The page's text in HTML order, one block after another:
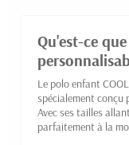
Qu'est-ce
Le polo enfant
spécialement conçu
Avec ses tailles
parfaitement à la